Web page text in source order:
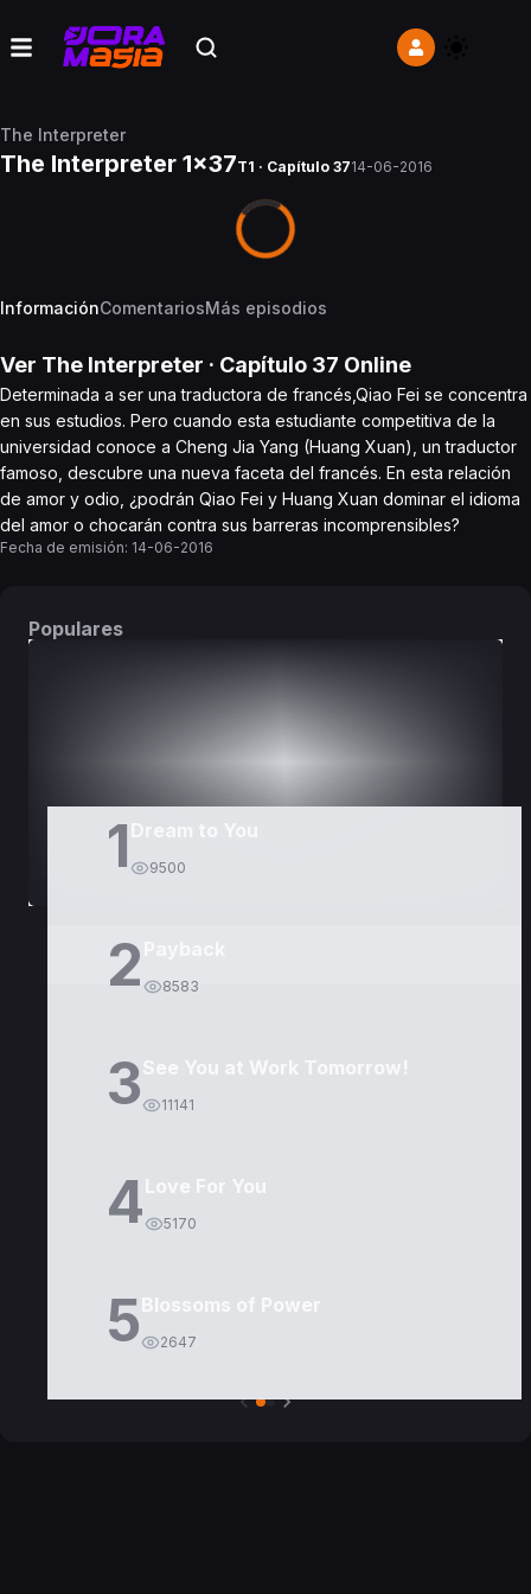
The Interpreter
The Interpreter 1x37T1 · Capítulo 3714-06-2016
InformaciónComentariosMás episodios
Ver The Interpreter · Capítulo 37 Online
Determinada a ser una traductora de francés,Qiao Fei se concentra
en sus estudios. Pero cuando esta estudiante competitiva de la
universidad conoce a Cheng Jia Yang (Huang Xuan), un traductor
famoso, descubre una nueva faceta del francés. En esta relación
de amor y odio, ¿podrán Qiao Fei y Huang Xuan dominar el idioma
del amor o chocarán contra sus barreras incomprensibles?
Fecha de emisión: 14-06-2016
Populares
1 Dream to You
9500
2 8583
3See You at Work Tomorrow!
11141
4Love For You
5170
5Blossoms of Power
2647